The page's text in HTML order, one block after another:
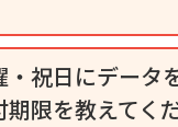
祝日にデータ
限を教えてく